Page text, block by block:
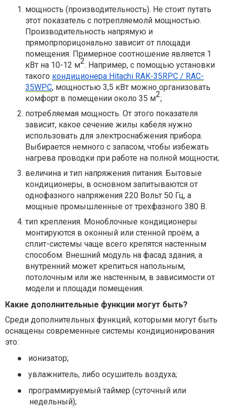
мощность (производительность). Не стоит путать
этот показатель с потрепляемолй мощностью.
Производительность напрямую и
прямопрпорицонально зависит от площади
помещения. Примерное соотношение является 1
кВт на 10-12 м2. Например, с помощью установки
такого кондиционера Hitachi RAK-35RPC / RAC-
35WPC, мощностью 3,5 кВт можно организовать
комфорт в помещении около 35 м2;
потребляемая мощность. От этого показателя
зависит, какое сечение жилы кабеля нужно
использовать для электроснабжения прибора.
Выбирается немного с запасом, чтобы избежать
нагрева проводки при работе на полной мощности;
величина и тип напряжения питания. Бытовые
кондиционеры, в основном запитываются от
однофазного напряжения 220 Вольт 50 Гц, а
мощные промышленные от трехфазного 380 В.
тип крепления. Моноблочные кондиционеры
монтируются в оконный или стенной проём, а
сплит-системы чаще всего крепятся настенным
способом. Внешний модуль на фасад здания, а
внутренний может крепиться напольным,
потолочным или же настенным, в зависимости от
модели и площади помещения.
Какие дополнительные функции могут быть?
Среди дополнительных функций, которыми могут быть
оснащены современные системы кондиционирования
это:
●
ионизатор;
●
увлажнитель, либо осушитель воздуха;
●
программируемый таймер (суточный или
недельный);